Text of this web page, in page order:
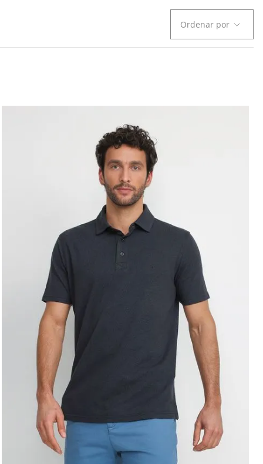
Ordenar por